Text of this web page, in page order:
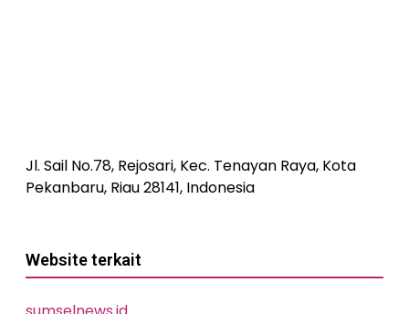
Jl. Sail No.78, Rejosari, Kec. Tenayan Raya, Kota
Pekanbaru, Riau 28141, Indonesia
Website terkait